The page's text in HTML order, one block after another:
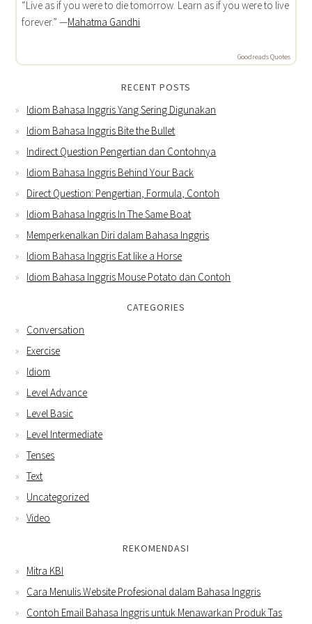
“Live as if you were to die tomorrow. Learn as if you were to live
forever.” —Mahatma Gandhi
Goodreads Quotes
RECENT POSTS
Idiom Bahasa Inggris Yang Sering Digunakan
Idiom Bahasa Inggris Bite the Bullet
Indirect Question Pengertian dan Contohnya
Idiom Bahasa Inggris Behind Your Back
Direct Question: Pengertian, Formula, Contoh
Idiom Bahasa Inggris In The Same Boat
Memperkenalkan Diri dalam Bahasa Inggris
Idiom Bahasa Inggris Eat like a Horse
Idiom Bahasa Inggris Mouse Potato dan Contoh
CATEGORIES
Conversation
Exercise
Idiom
Level Advance
Level Basic
Level Intermediate
Tenses
Text
Uncategorized
Video
REKOMENDASI
Mitra KBI
Cara Menulis Website Profesional dalam Bahasa Inggris
Contoh Email Bahasa Inggris untuk Menawarkan Produk Tas